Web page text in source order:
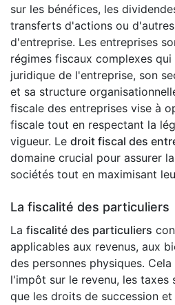
sur les bénéfices, les
transferts d'actions ou
d'entreprise. Les entreprises
régimes fiscaux complexes
juridique de l'entreprise, son
et sa structure
fiscale des entreprises vise à
fiscale tout en respectant la
vigueur. Le droit fiscal des
domaine crucial pour assurer
sociétés tout en maximisant
La fiscalité des particuliers
La fiscalité des particuliers
applicables aux revenus, aux
des personnes physiques.
l'impôt sur le revenu, les taxes
que les droits de succession